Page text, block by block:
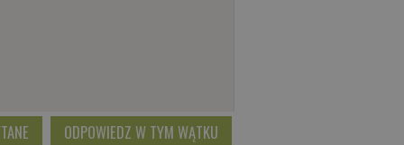
ODPOWIEDZ W TYM WĄTKU